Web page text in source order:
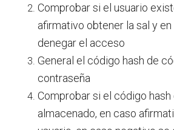
Comprobar si el usuario
afirmativo obtener la sal y
denegar el acceso
General el código hash de
contraseña
Comprobar si el código
almacenado, en caso